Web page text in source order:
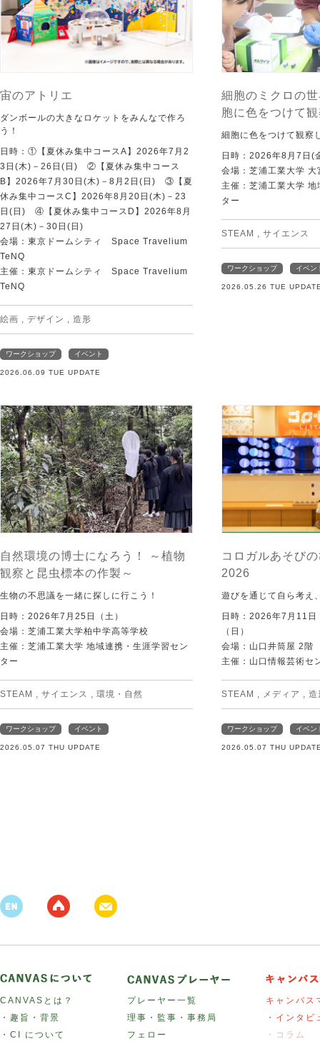
宙のアトリエ
ダンボールの大きなロケットをみんなで作ろ
う！
日時：①【夏休み集中コースA】2026年7月2
3日(木)－26日(日) ②【夏休み集中コース
B】2026年7月30日(木)－8月2日(日) ③【夏
休み集中コースC】2026年8月20日(木)－23
日(日) ④【夏休み集中コースD】2026年8月
27日(木)－30日(日)
会場：東京ドームシティ Space Travelium
TeNQ
主催：東京ドームシティ Space Travelium
TeNQ
絵画 , デザイン , 造形
ワークショップ イベント
2026.06.09 TUE UPDATE
細胞のミクロの
胞に色をつけて
細胞に色をつけて観察
日時：2026年8月7日(
会場：芝浦工業大学 大
主催：芝浦工業大学
ター
STEAM , サイエンス
ワークショップ イベン
2026.05.26 TUE
自然環境の博士になろう！ ～植物
観察と昆虫標本の作製～
生物の不思議を一緒に探しに行こう！
日時：2026年7月25日（土）
会場：芝浦工業大学柏中学高等学校
主催：芝浦工業大学 地域連携・生涯学習セン
ター
STEAM , サイエンス , 環境・自然
ワークショップ イベント
2026.05.07 THU UPDATE
コロガルあそび
2026
遊びを通じて自ら考え
日時：2026年7月11
（日）
会場：山口井筒屋 2階
主催：山口情報芸術セ
STEAM , メディア , 造
ワークショップ イベン
2026.05.07 THU
CANVASとは？
・趣旨・背景
・CI について
プレーヤー一覧
理事・監事・事務局
フェロー
キャンバス
・インタビ
・コラム